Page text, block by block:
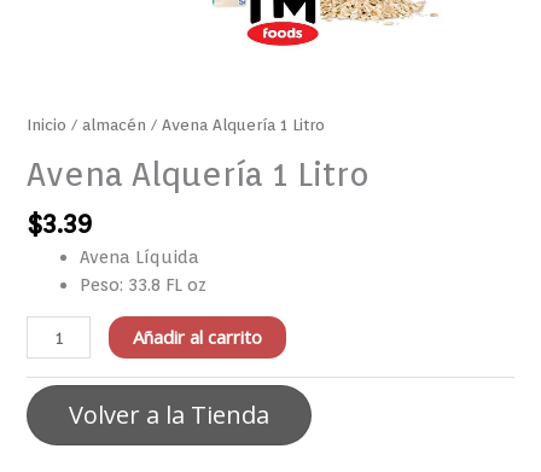
Inicio /almacén / Avena Alquería 1 Litro
Avena Alquería 1 Litro
$3.39
Avena Líquida
Peso: 33.8 FL oz
Añadir al carrito
Volver a la Tienda